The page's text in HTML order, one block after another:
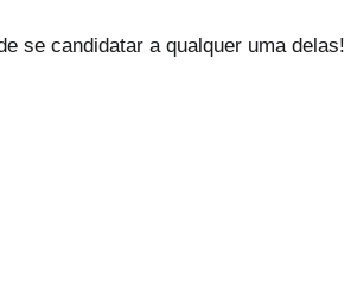
se candidatar a qualquer uma delas!